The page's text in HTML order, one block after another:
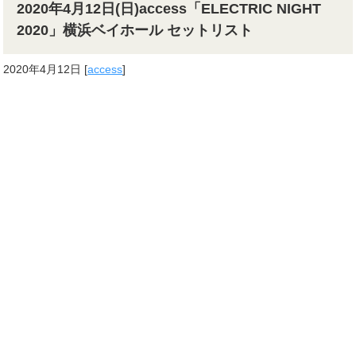
2020年4月12日(日)access「ELECTRIC NIGHT
2020」横浜ベイホール セットリスト
2020年4月12日 [access]